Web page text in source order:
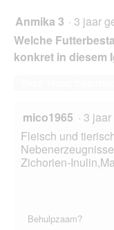
Anmika 3 · 3 jaar
Welche
konkret in diesem
mico1965 · 3
Fleisch und
Zichorien-
Behulpzaam?